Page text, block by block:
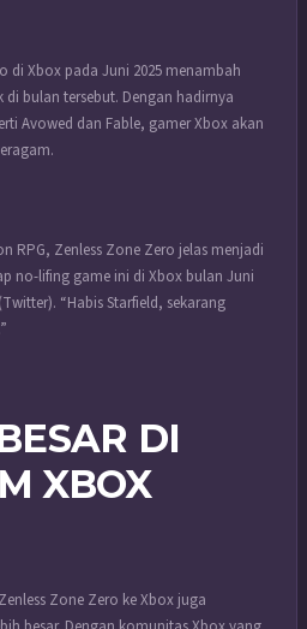
di Xbox pada Juni 2025 menambah
bulan tersebut. Dengan hadirnya
Avowed dan Fable, gamer Xbox akan
RPG, Zenless Zone Zero jelas menjadi
no-lifing game ini di Xbox bulan Juni
“Habis Starfield, sekarang
DI
XBOX
Zone Zero ke Xbox juga